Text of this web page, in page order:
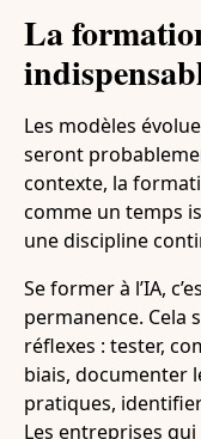
La
Les modèles
seront
contexte, la
comme un temps
une discipline
Se former à l’IA,
permanence. Cela
réflexes : tester,
biais, documenter
pratiques,
Les entreprises